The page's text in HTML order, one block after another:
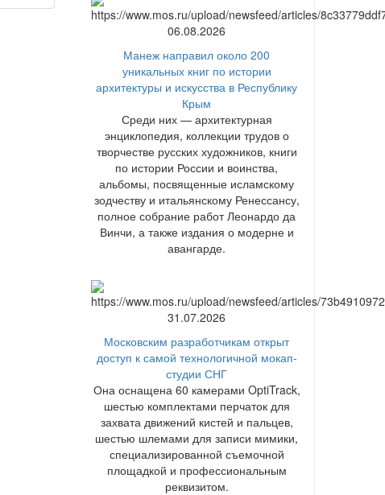
06.08.2026
Манеж направил около 200
уникальных книг по истории
архитектуры и искусства в Республику
Крым
Среди них — архитектурная
энциклопедия, коллекции трудов о
творчестве русских художников, книги
по истории России и воинства,
альбомы, посвященные исламскому
зодчеству и итальянскому Ренессансу,
полное собрание работ Леонардо да
Винчи, а также издания о модерне и
авангарде.
31.07.2026
Московским разработчикам открыт
доступ к самой технологичной мокап-
студии СНГ
Она оснащена 60 камерами OptiTrack,
шестью комплектами перчаток для
захвата движений кистей и пальцев,
шестью шлемами для записи мимики,
специализированной съемочной
площадкой и профессиональным
реквизитом.